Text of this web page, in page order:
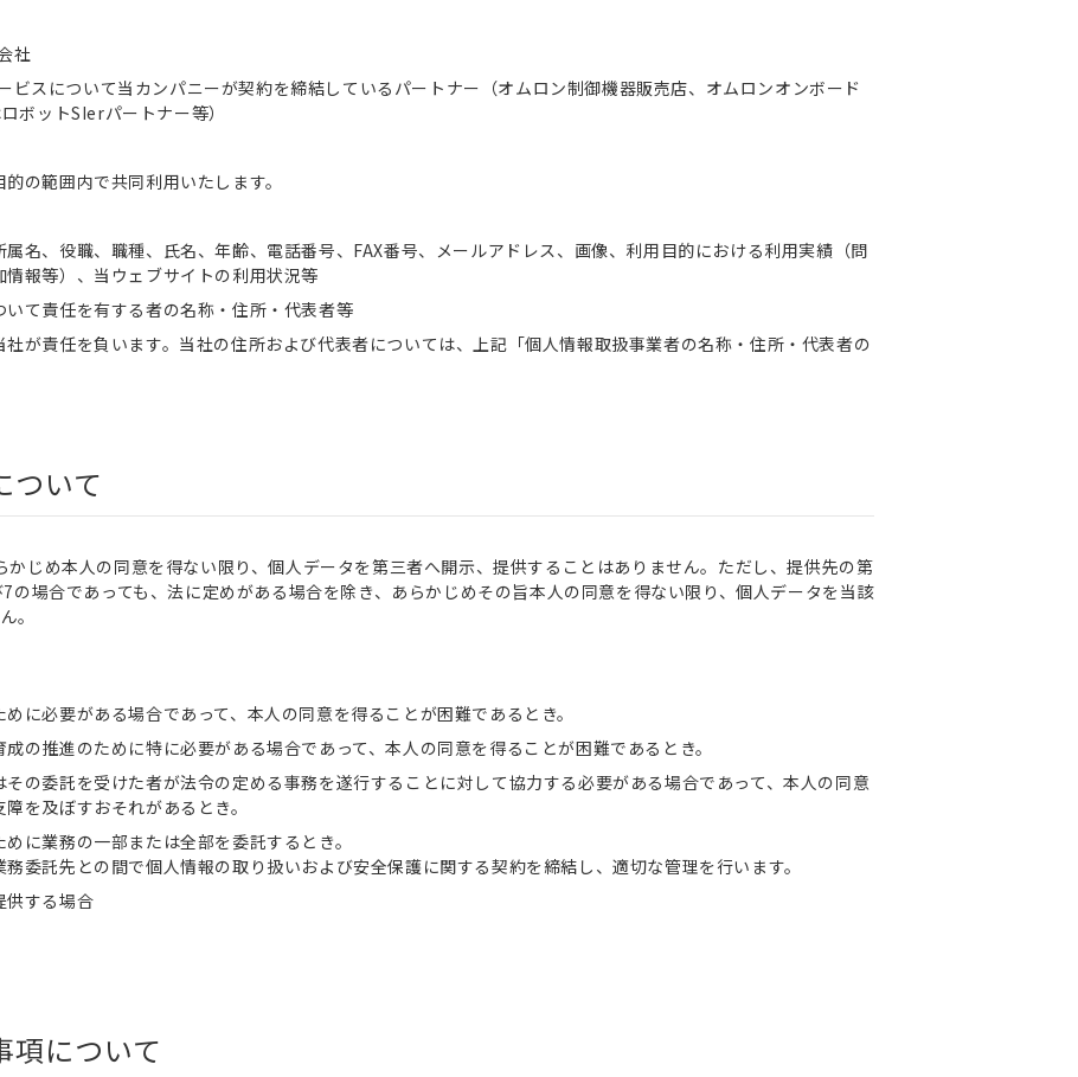
社
ビスについて当カンパニーが契約を締結しているパートナー（オムロン制御機器販売店、オムロンオンボード
ボットSIerパートナー等）
の範囲内で共同利用いたします。
名、役職、職種、氏名、年齢、電話番号、FAX番号、メールアドレス、画像、利用目的における利用実績（問
報等）、当ウェブサイトの利用状況等
て責任を有する者の名称・住所・代表者等
が責任を負います。当社の住所および代表者については、上記「個人情報取扱事業者の名称・住所・代表者の
ついて
じめ本人の同意を得ない限り、個人データを第三者へ開示、提供することはありません。ただし、提供先の第
の場合であっても、法に定めがある場合を除き、あらかじめその旨本人の同意を得ない限り、個人データを当該
。
に必要がある場合であって、本人の同意を得ることが困難であるとき。
の推進のために特に必要がある場合であって、本人の同意を得ることが困難であるとき。
の委託を受けた者が法令の定める事務を遂行することに対して協力する必要がある場合であって、本人の同意
を及ぼすおそれがあるとき。
に業務の一部または全部を委託するとき。
委託先との間で個人情報の取り扱いおよび安全保護に関する契約を締結し、適切な管理を行います。
供する場合
項について